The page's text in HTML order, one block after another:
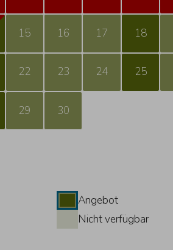
15 16 17 18
22 23 24 25
29 30
Angebot
Nicht verfügbar